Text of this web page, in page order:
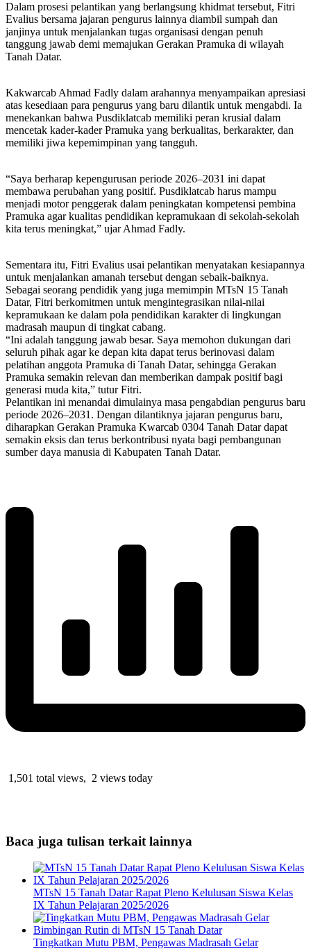
Dalam prosesi pelantikan yang berlangsung khidmat tersebut, Fitri
Evalius bersama jajaran pengurus lainnya diambil sumpah dan
janjinya untuk menjalankan tugas organisasi dengan penuh
tanggung jawab demi memajukan Gerakan Pramuka di wilayah
Tanah Datar.
Kakwarcab Ahmad Fadly dalam arahannya menyampaikan apresiasi
atas kesediaan para pengurus yang baru dilantik untuk mengabdi. Ia
menekankan bahwa Pusdiklatcab memiliki peran krusial dalam
mencetak kader-kader Pramuka yang berkualitas, berkarakter, dan
memiliki jiwa kepemimpinan yang tangguh.
“Saya berharap kepengurusan periode 2026–2031 ini dapat
membawa perubahan yang positif. Pusdiklatcab harus mampu
menjadi motor penggerak dalam peningkatan kompetensi pembina
Pramuka agar kualitas pendidikan kepramukaan di sekolah-sekolah
kita terus meningkat,” ujar Ahmad Fadly.
Sementara itu, Fitri Evalius usai pelantikan menyatakan kesiapannya
untuk menjalankan amanah tersebut dengan sebaik-baiknya.
Sebagai seorang pendidik yang juga memimpin MTsN 15 Tanah
Datar, Fitri berkomitmen untuk mengintegrasikan nilai-nilai
kepramukaan ke dalam pola pendidikan karakter di lingkungan
madrasah maupun di tingkat cabang.
“Ini adalah tanggung jawab besar. Saya memohon dukungan dari
seluruh pihak agar ke depan kita dapat terus berinovasi dalam
pelatihan anggota Pramuka di Tanah Datar, sehingga Gerakan
Pramuka semakin relevan dan memberikan dampak positif bagi
generasi muda kita,” tutur Fitri.
Pelantikan ini menandai dimulainya masa pengabdian pengurus baru
periode 2026–2031. Dengan dilantiknya jajaran pengurus baru,
diharapkan Gerakan Pramuka Kwarcab 0304 Tanah Datar dapat
semakin eksis dan terus berkontribusi nyata bagi pembangunan
sumber daya manusia di Kabupaten Tanah Datar.
1,501 total views, 2 views today
Baca juga tulisan terkait lainnya
MTsN 15 Tanah Datar Rapat Pleno Kelulusan Siswa Kelas
IX Tahun Pelajaran 2025/2026
Tingkatkan Mutu PBM, Pengawas Madrasah Gelar